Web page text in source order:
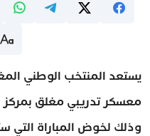
يستعد المنتخب الوطني
معسكر تدريبي مغلق
وذلك لخوض المباراة التي